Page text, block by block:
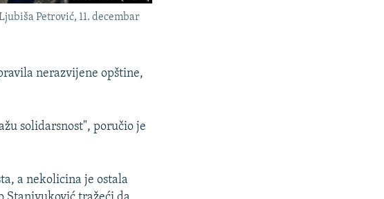
Petrović, 11. decembar
nerazvijene opštine,
solidarsnost", poručio je
a nekolicina je ostala